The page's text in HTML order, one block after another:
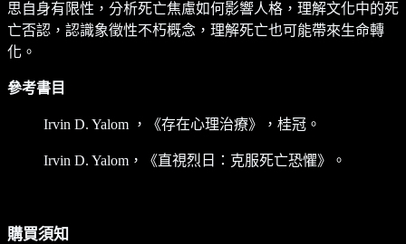
思自身有限性，分析死亡焦慮如何影響人格，理解文化中的死
亡否認，認識象徵性不朽概念，理解死亡也可能帶來生命轉
化。
參考書目
Irvin D. Yalom ，《存在心理治療》，桂冠。
Irvin D. Yalom，《直視烈日：克服死亡恐懼》。
購買須知